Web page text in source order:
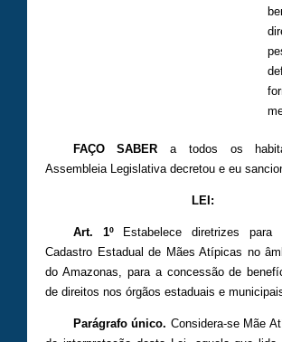
FAÇO SABER a todos os
Assembleia Legislativa decretou e eu
LEI:
Art. 1º
Estabelece diretrizes
Cadastro Estadual de Mães Atípicas no
do Amazonas, para a concessão de
de direitos nos órgãos estaduais e
Parágrafo único. Considera-se Mãe